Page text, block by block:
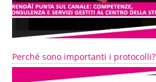
Perché sono importanti i protocolli?